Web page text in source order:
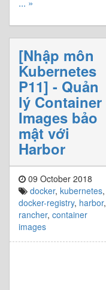
[Nhập môn
Kubernetes
P11] - Quản
lý Container
Images bảo
mật với
Harbor
09 October 2018
docker, kubernetes,
docker-registry, harbor,
rancher, container
images